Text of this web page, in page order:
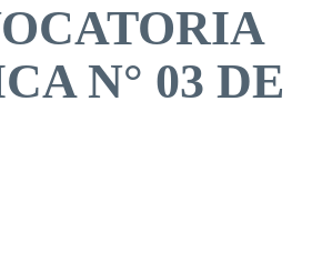
N° 03 DE